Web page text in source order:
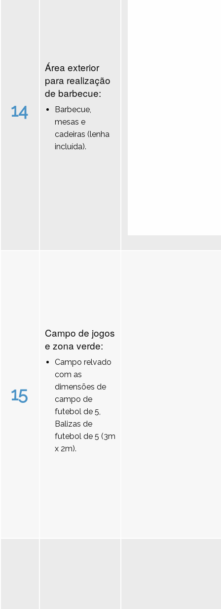
14
Área exterior
para realização
de barbecue:
Barbecue,
mesas e
cadeiras (lenha
incluída).
15
Campo de jogos
e zona verde:
Campo relvado
com as
dimensões de
campo de
futebol de 5,
Balizas de
futebol de 5 (3m
x 2m).